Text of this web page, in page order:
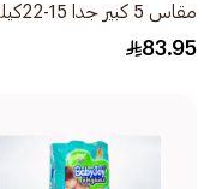
مقاس 5 كبير جدا
44قطعة
83.95